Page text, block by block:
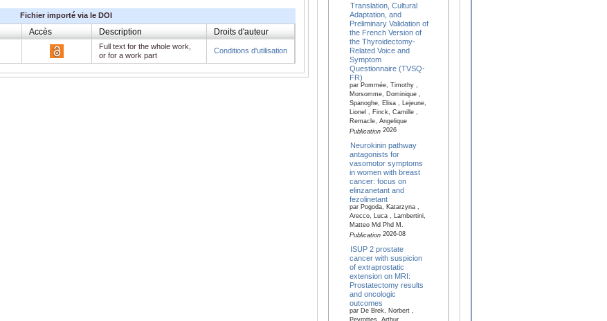
Fichier importé via le DOI
Accès Description Droits d'auteur
Full text for the whole work,
or for a work part
Conditions d'utilisation
Translation, Cultural
Adaptation, and
Preliminary Validation of
the French Version of
the Thyroidectomy-
Related Voice and
Symptom
Questionnaire (TVSQ-
FR)
par Pommée, Timothy ,
Morsomme, Dominique ,
Spanoghe, Elisa , Lejeune,
Lionel , Finck, Camille ,
Remacle, Angelique
Publication2026
Neurokinin pathway
antagonists for
vasomotor symptoms
in women with breast
cancer: focus on
elinzanetant and
fezolinetant
par Pogoda, Katarzyna ,
Arecco, Luca , Lambertini,
Matteo Md Phd M.
Publication2026-08
ISUP 2 prostate
cancer with suspicion
of extraprostatic
extension on MRI:
Prostatectomy results
and oncologic
outcomes
par De Brek, Norbert ,